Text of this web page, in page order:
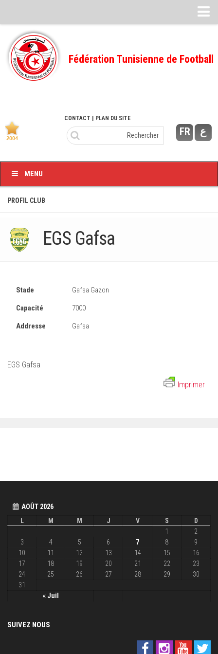
Feuille de match
FMI – 2022/2023
Ligue I – 2022/2023
Ligue I – 2020/2021
Ligue I – 2019/2020
Feuille de match 2017/2018
Feuille de match 2016/2017
Fédération Tunisienne de Football
FR ع
CONTACT | PLAN DU SITE
MENU
PROFIL CLUB
EGS Gafsa
Stade Gafsa Gazon
Capacité 7000
Addresse Gafsa
EGS Gafsa
Imprimer
AOÛT 2026
L
M M J V S D
« Juil
1
2
3
4 5 6 7 8
9
10
11 12 13 14 15
16
17
18 19 20 21 22
23
24
25 26 27 28 29
30
31
SUIVEZ NOUS